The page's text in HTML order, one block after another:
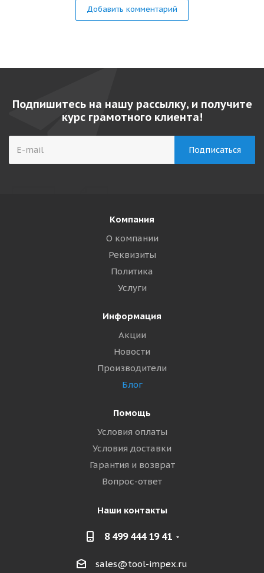
Добавить комментарий
Подпишитесь на нашу рассылку, и получите
курс грамотного клиента!
Компания
О компании
Реквизиты
Политика
Услуги
Информация
Акции
Новости
Производители
Блог
Помощь
Условия оплаты
Условия доставки
Гарантия и возврат
Вопрос-ответ
Наши контакты
8 499 444 19 41
sales@tool-impex.ru